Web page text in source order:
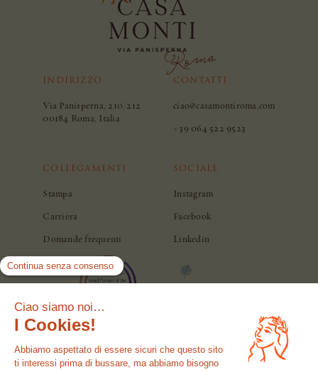
UN TAVOLO
UN TRATTAMENTO
ACQUISTA
INDIRIZZO
Via Panisperna, 210/212
00184 Roma, Italia
CONTATTI
ciao@casamontiroma.com
+39 064 522 9523
COLLEGAMENTI
Stampa
Carriera
Domande frequenti
SOCIALE
Instagram
Facebook
Linkedin